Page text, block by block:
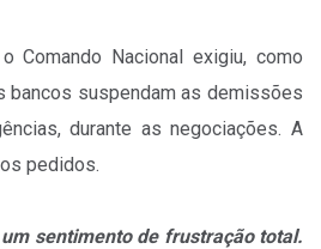
Comando Nacional exigiu, como
bancos suspendam as demissões
durante as negociações. A
pedidos.
sentimento de frustração total.